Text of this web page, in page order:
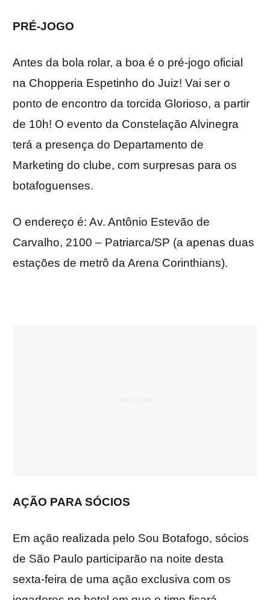
PRÉ-JOGO
Antes da bola rolar, a boa é o pré-jogo oficial
na Chopperia Espetinho do Juiz! Vai ser o
ponto de encontro da torcida Glorioso, a partir
de 10h! O evento da Constelação Alvinegra
terá a presença do Departamento de
Marketing do clube, com surpresas para os
botafoguenses.
O endereço é: Av. Antônio Estevão de
Carvalho, 2100 – Patriarca/SP (a apenas duas
estações de metrô da Arena Corinthians).
AÇÃO PARA SÓCIOS
Em ação realizada pelo Sou Botafogo, sócios
de São Paulo participarão na noite desta
sexta-feira de uma ação exclusiva com os